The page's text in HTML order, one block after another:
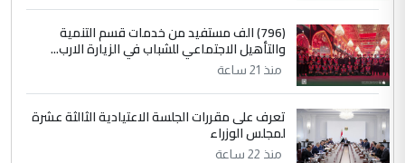
(796) الف مستفيد من خدمات قسم التنمية
والتأهيل الاجتماعي للشباب في الزيارة الارب...
منذ 21 ساعة
تعرف على مقررات الجلسة الاعتيادية الثالثة عشرة
لمجلس الوزراء
منذ 22 ساعة